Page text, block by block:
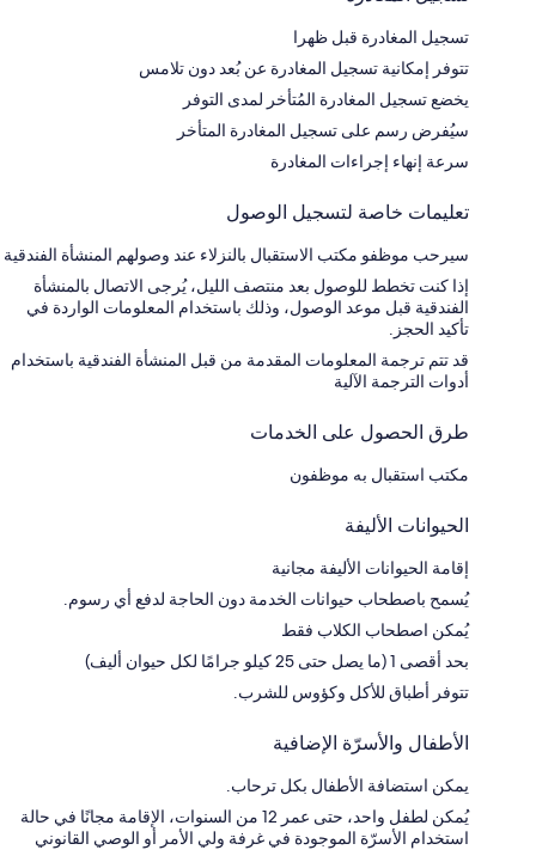
تسجيل المغادرة قبل ظهرا
تتوفر إمكانية تسجيل المغادرة عن بُعد دون تلامس
يخضع تسجيل المغادرة المُتأخر لمدى التوفر
سيُفرض رسم على تسجيل المغادرة المتأخر
سرعة إنهاء إجراءات المغادرة
تعليمات خاصة لتسجيل الوصول
سيرحب موظفو مكتب الاستقبال بالنزلاء عند وصولهم المنشأة الفندقية
إذا كنت تخطط للوصول بعد منتصف الليل، يُرجى الاتصال بالمنشأة
الفندقية قبل موعد الوصول، وذلك باستخدام المعلومات الواردة في
تأكيد الحجز.
قد تتم ترجمة المعلومات المقدمة من قبل المنشأة الفندقية باستخدام
أدوات الترجمة الآلية
طرق الحصول على الخدمات
مكتب استقبال به موظفون
الحيوانات الأليفة
إقامة الحيوانات الأليفة مجانية
يُسمح باصطحاب حيوانات الخدمة دون الحاجة لدفع أي رسوم.
يُمكن اصطحاب الكلاب فقط
بحد أقصى 1 (ما يصل حتى 25 كيلو جرامًا لكل حيوان أليف)
تتوفر أطباق للأكل وكؤوس للشرب.
الأطفال والأسرّة الإضافية
يمكن استضافة الأطفال بكل ترحاب.
يُمكن لطفل واحد، حتى عمر 12 من السنوات، الإقامة مجانًا في حالة
استخدام الأسرّة الموجودة في غرفة ولي الأمر أو الوصي القانوني